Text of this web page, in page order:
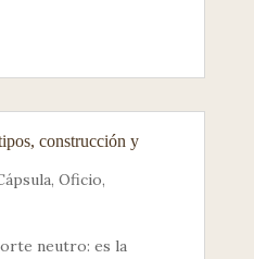
construcción y
, Oficio,
neutro: es la